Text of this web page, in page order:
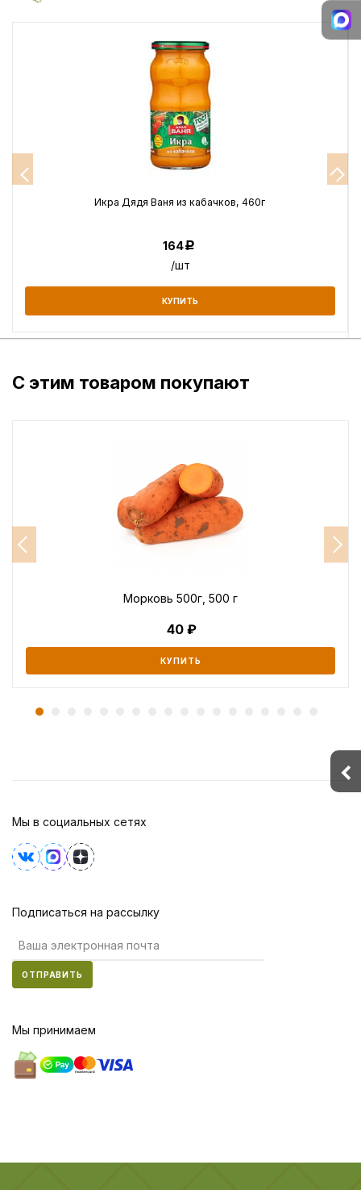
Икра Дядя Ваня из кабачков, 460г
164Р
/шт
КУПИТЬ
С этим товаром покупают
Морковь 500г, 500 г
40
КУПИТЬ
Мы в социальных сетях
Подписаться на рассылку
ОТПРАВИТЬ
Мы принимаем